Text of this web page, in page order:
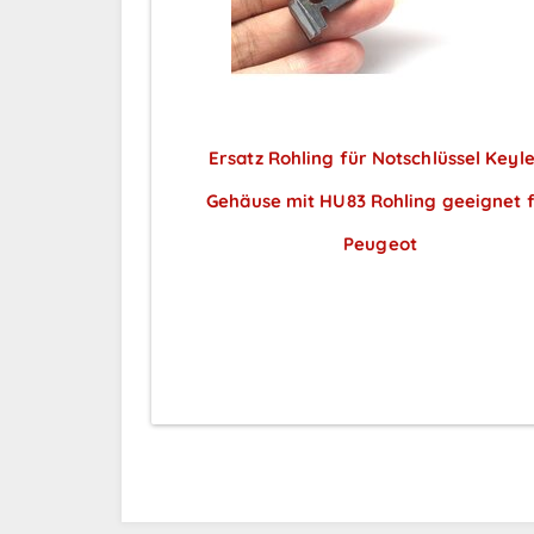
Ersatz Rohling für Notschlüssel
Gehäuse mit HU83 Rohling geeignet
Peugeot